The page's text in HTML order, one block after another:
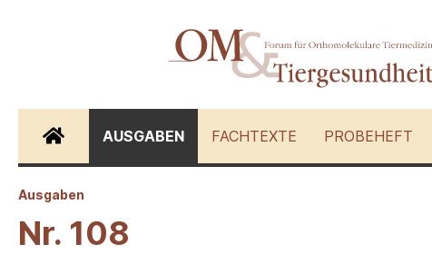
AUSGABEN FACHTEXTE PROBEHEFT
Zur Kategorie Fachtexte
Ausgaben
Nr. 108